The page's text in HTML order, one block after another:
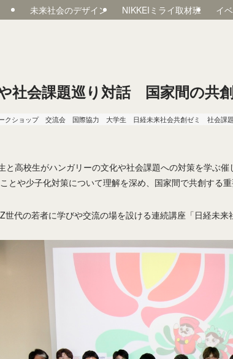
未来社会のデザイン NIKKEIミライ取材班 イ
社会課題巡り対話 国家間の共
クショップ 交流会 国際協力 大学生 日経未来社会共創ゼミ 社会課題
と高校生がハンガリーの文化や社会課題への対策を学ぶ
とや少子化対策について理解を深め、国家間で共創する重
代の若者に学びや交流の場を設ける連続講座「日経未来